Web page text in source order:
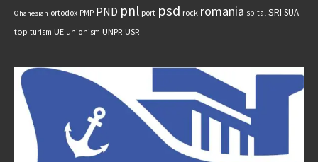
Ohanesian ortodox PMP PND pnl port psd rock romania spital SRI SUA
top turism UE unionism UNPR USR